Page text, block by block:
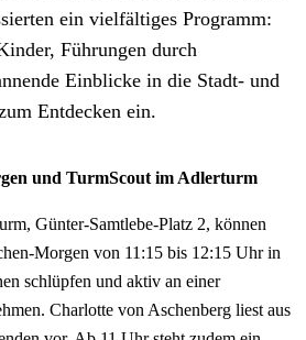
ein vielfältiges Programm:
Führungen durch
Einblicke in die Stadt- und
Entdecken ein.
und TurmScout im Adlerturm
Günter-Samtlebe-Platz 2, können
Morgen von 11:15 bis 12:15 Uhr in
schlüpfen und aktiv an einer
Charlotte von Aschenberg liest aus